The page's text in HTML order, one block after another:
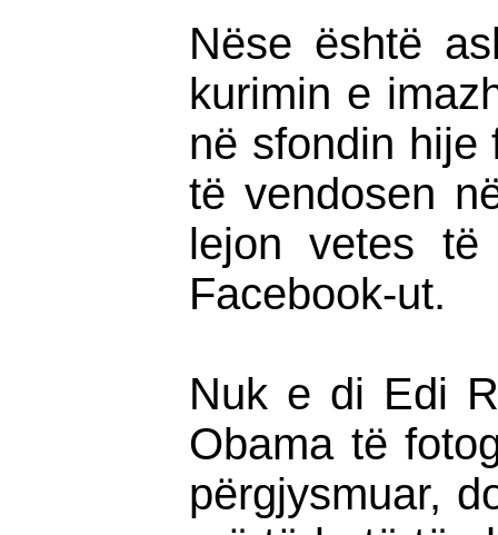
Nëse është
kurimin e
në sfondin hije
të vendosen
lejon vetes
Facebook-ut.
Nuk e di Edi
Obama të
përgjysmuar,